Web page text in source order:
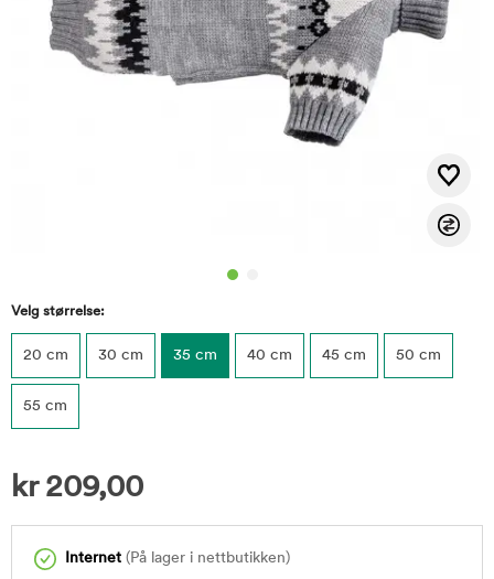
Velg størrelse:
20 cm 30 cm 35 cm 40 cm 45 cm 50 cm
55 cm
kr 209,00
Internet (På lager i nettbutikken)